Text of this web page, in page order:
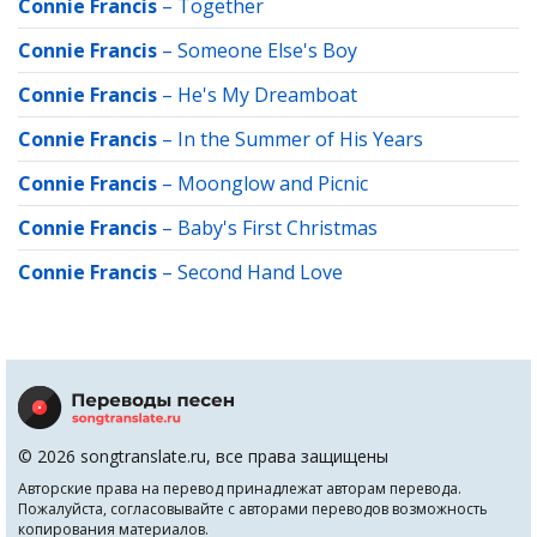
Connie Francis – Together
Connie Francis – Someone Else's Boy
Connie Francis – He's My Dreamboat
Connie Francis – In the Summer of His Years
Connie Francis – Moonglow and Picnic
Connie Francis – Baby's First Christmas
Connie Francis – Second Hand Love
© 2026 songtranslate.ru, все права защищены
Авторские права на перевод принадлежат авторам перевода.
Пожалуйста, согласовывайте с авторами переводов возможность
копирования материалов.